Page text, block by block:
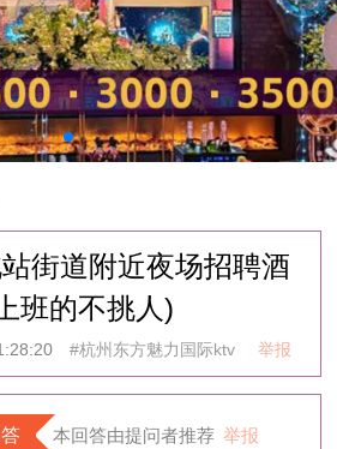
站街道附近夜场招聘酒
班的不挑人)
#杭州东方魅力国际ktv 举报
本回答由提问者推荐 举报